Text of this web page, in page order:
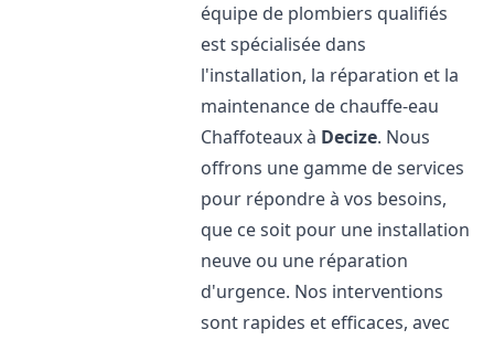
équipe de plombiers qualifiés
est spécialisée dans
l'installation, la réparation et la
maintenance de chauffe-eau
Chaffoteaux à Decize. Nous
offrons une gamme de services
pour répondre à vos besoins,
que ce soit pour une installation
neuve ou une réparation
d'urgence. Nos interventions
sont rapides et efficaces, avec